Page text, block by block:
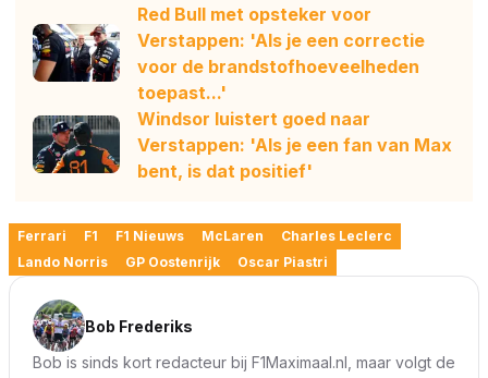
Red Bull met opsteker voor
Verstappen: 'Als je een correctie
voor de brandstofhoeveelheden
toepast...'
Windsor luistert goed naar
Verstappen: 'Als je een fan van Max
bent, is dat positief'
Ferrari F1 F1 Nieuws McLaren
Charles Leclerc
Lando Norris
GP Oostenrijk Oscar Piastri
Bob Frederiks
Bob is sinds kort redacteur bij F1Maximaal.nl, maar volgt de